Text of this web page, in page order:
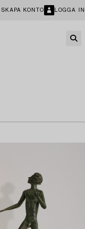
SKAPA KONTO LOGGA IN